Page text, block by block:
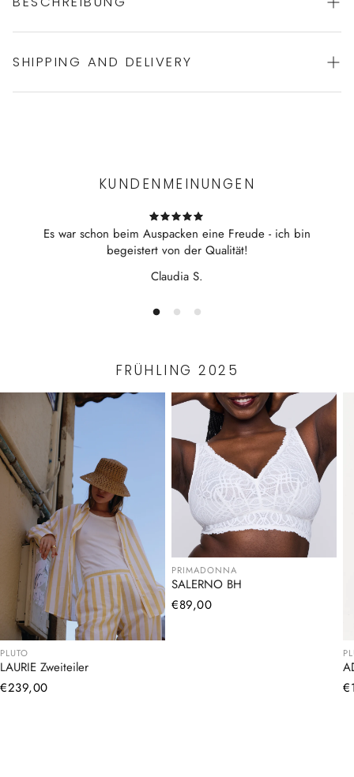
netter Pyjama von FERAUD
SHIPPING AND DELIVERY
KUNDENMEINUNGEN
Es war schon beim Auspacken eine Freude - ich bin
begeistert von der Qualität!
Claudia S.
FRÜHLING 2025
PLUTO
LAURIE Zweiteiler
Normaler
€239,00
PRIMADONNA
SALERNO BH
Normaler
€89,00